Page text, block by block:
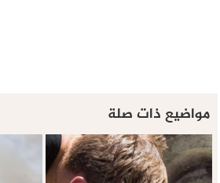
مواضيع ذات صلة